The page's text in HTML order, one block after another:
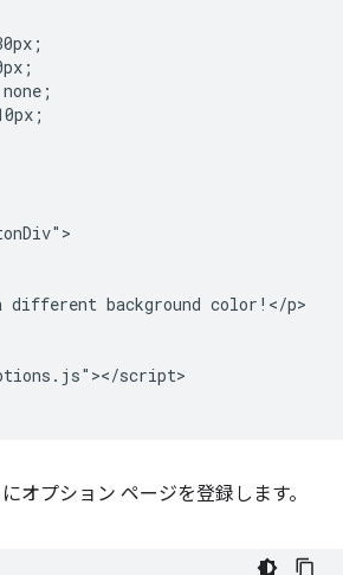
different background color!</p>
script>
オプション ページを登録します。